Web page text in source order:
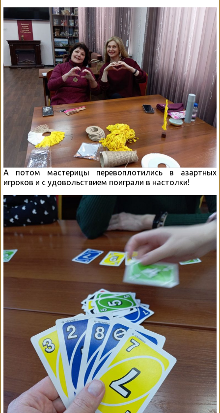
А потом мастерицы перевоплотились в азартных
игроков и с удовольствием поиграли в настолки!